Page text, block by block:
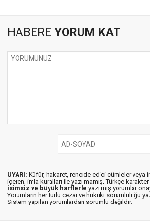
HABERE YORUM KAT
UYARI: Küfür, hakaret, rencide edici cümleler veya
içeren, imla kuralları ile yazılmamış, Türkçe karakter
isimsiz ve büyük harflerle yazılmış yorumlar
Yorumların her türlü cezai ve hukuki sorumluluğu
Sistem yapılan yorumlardan sorumlu değildir.